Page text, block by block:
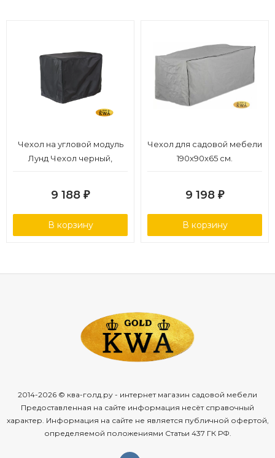
Чехол на угловой модуль
Лунд Чехол черный,
9 188 ₽
В корзину
Чехол для садовой мебели
190x90x65 см.
9 198 ₽
В корзину
2014-2026 © ква-голд.ру - интернет магазин садовой мебели
Предоставленная на сайте информация несёт справочный
характер. Информация на сайте не является публичной офертой,
определяемой положениями Статьи 437 ГК РФ.